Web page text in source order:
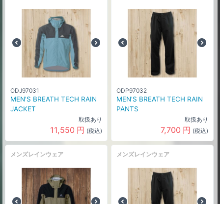
ODJ97031
MEN'S BREATH TECH RAIN
JACKET
取扱あり
11,550 円 (税込)
ODP97032
MEN'S BREATH TECH RAIN
PANTS
取扱あり
7,700 円 (税込)
メンズレインウェア メンズレインウェア